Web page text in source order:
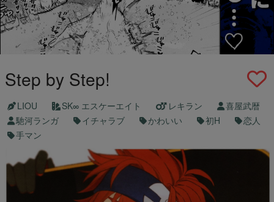
Step by Step!
LIOU SK∞ エスケーエイト レキラン
喜屋武暦
馳河ランガ
イチャラブ かわいい 初H
恋人
手マン